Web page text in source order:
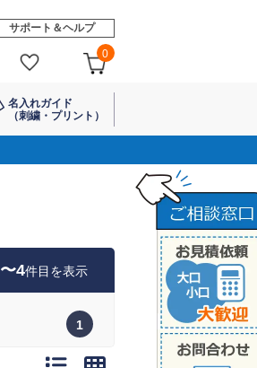
サポート＆ヘルプ
0
名入れガイド
（刺繍・プリント）
4件目を表示
1